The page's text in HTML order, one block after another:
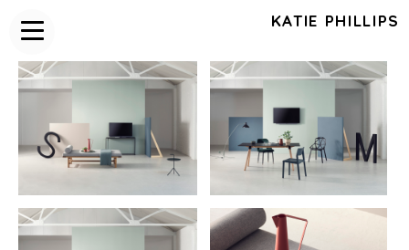
KATIE PHILLIPS